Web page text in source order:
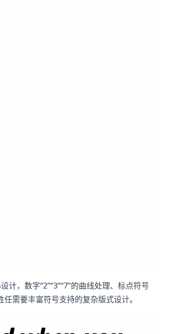
，数字“2”“3”“7”的曲线处理、标点符号
需要丰富符号支持的复杂版式设计。